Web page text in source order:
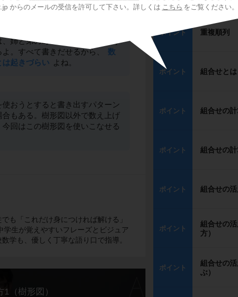
からのメールの受信を許可して下さい。詳しくは こちら をご覧ください。
すべて目に見えるようにして書
姉と弟の2人が1回じゃんけんす
。すべて書きだせるから、
数
は起きづらい よね。
おうとすると書き出すパターン
もある。樹形図以外で数え上げ
回はこの樹形図を使いこなせる
も「これだけ身につければ解ける」
学生が覚えやすいフレーズとビジュア
学も、優しく丁寧な語り口で指導。
1（樹形図）
ポイント 重複順列
ポイント 組合せとは
ポイント 組合せの計
ポイント 組合せの計
ポイント 組合せの活
ポイント
組合せの
方）
ポイント
組合せの
ぶ）